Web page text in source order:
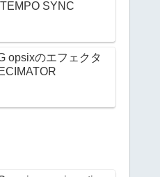
SYNC
opsixのエフェクタ